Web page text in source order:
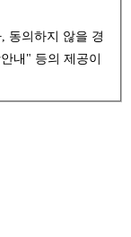
동의하지 않을 경
내" 등의 제공이